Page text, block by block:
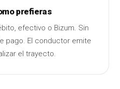
prefieras
efectivo o Bizum. Sin
pago. El conductor emite
el trayecto.